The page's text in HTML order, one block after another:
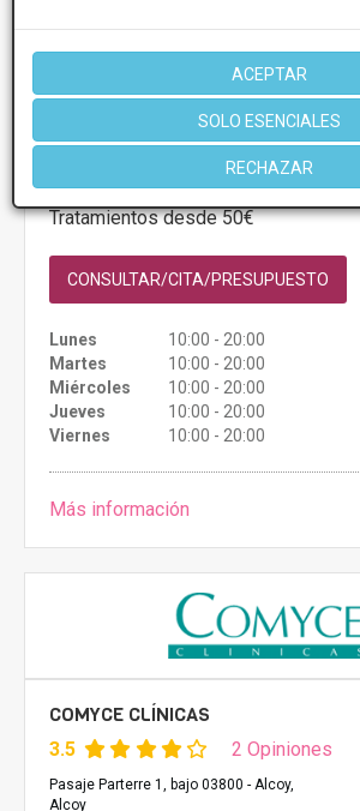
ACEPTAR
SOLO ESENCIALES
RECHAZAR
4.6 10 Opiniones
PRIMERA CONSULTA GRATUITA &
Tratamientos desde 50€
CONSULTAR/CITA/PRESUPUESTO
Lunes
10:00 - 20:00
Martes
10:00 - 20:00
Miércoles
10:00 - 20:00
Jueves
10:00 - 20:00
Viernes
10:00 - 20:00
Más información
COMYCE CLÍNICAS
3.5 2 Opiniones
Pasaje Parterre 1, bajo 03800 - Alcoy,
Alcoy